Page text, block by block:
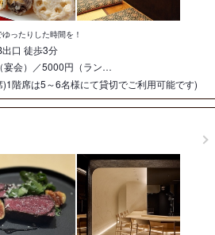
ったりした時間を！
口 徒歩3分
宴会）／5000円（ラン…
階席は5～6名様にて貸切でご利用可能です)